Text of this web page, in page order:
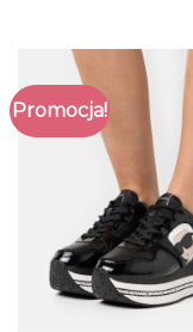
Promocja!